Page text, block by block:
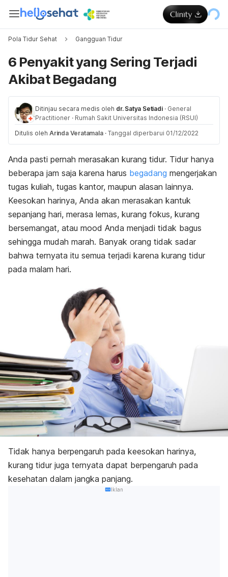
Pola Tidur Sehat Gangguan Tidur
6 Penyakit yang Sering Terjadi
Akibat Begadang
Ditinjau secara medis oleh dr. Satya Setiadi · General
Practitioner · Rumah Sakit Universitas Indonesia (RSUI)
Ditulis oleh Arinda Veratamala · Tanggal diperbarui 01/12/2022
Anda pasti pernah merasakan kurang tidur. Tidur hanya
beberapa jam saja karena harus begadang mengerjakan
tugas kuliah, tugas kantor, maupun alasan lainnya.
Keesokan harinya, Anda akan merasakan kantuk
sepanjang hari, merasa lemas, kurang fokus, kurang
bersemangat, atau mood Anda menjadi tidak bagus
sehingga mudah marah. Banyak orang tidak sadar
bahwa ternyata itu semua terjadi karena kurang tidur
pada malam hari.
Tidak hanya berpengaruh pada keesokan harinya,
kurang tidur juga ternyata dapat berpengaruh pada
kesehatan dalam jangka panjang.
Iklan